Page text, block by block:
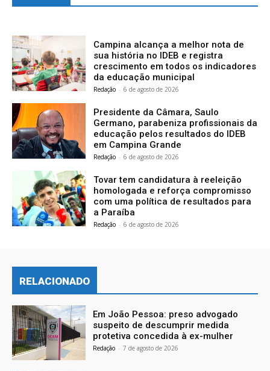
Campina alcança a melhor nota de
sua história no IDEB e registra
crescimento em todos os indicadores
da educação municipal
Redação - 6 de agosto de 2026
Presidente da Câmara, Saulo
Germano, parabeniza profissionais da
educação pelos resultados do IDEB
em Campina Grande
Redação - 6 de agosto de 2026
Tovar tem candidatura à reeleição
homologada e reforça compromisso
com uma política de resultados para
a Paraíba
Redação - 6 de agosto de 2026
RELACIONADO
Em João Pessoa: preso advogado
suspeito de descumprir medida
protetiva concedida à ex-mulher
Redação - 7 de agosto de 2026